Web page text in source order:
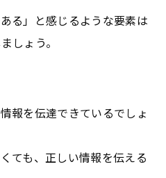
る」と感じるような要素は
しょう。
報を伝達できているでしょ
ても、正しい情報を伝える